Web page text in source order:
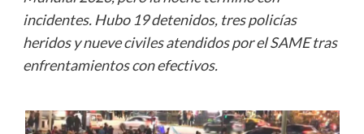
incidentes. Hubo 19 detenidos, tres policías
heridos y nueve civiles atendidos por el SAME tras
enfrentamientos con efectivos.